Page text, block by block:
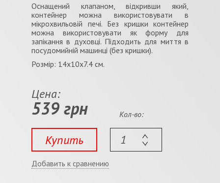
Оснащений клапаном, відкривши який,
контейнер можна використовувати в
мікрохвильовій печі. Без кришки контейнер
можна використовувати як форму для
запікання в духовці. Підходить для миття в
посудомийній машинці (без кришки).
Розмір: 14x10x7.4 см.
Цена:
539 грн
Купить
Кол-во:
Добавить к сравнению